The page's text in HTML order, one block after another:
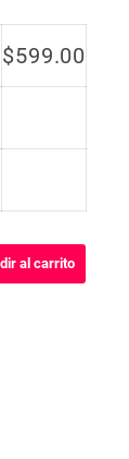
$599.00
al carrito